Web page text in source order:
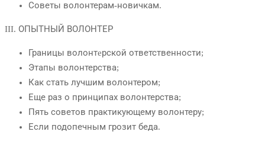
Советы волонтерам-новичкам.
III. ОПЫТНЫЙ ВОЛОНТЕР
Границы волонтeрской ответственности;
Этапы волонтерства;
Как стать лучшим волонтером;
Еще раз о принципах волонтерства;
Пять советов практикующему волонтеру;
Если подопечным грозит беда.